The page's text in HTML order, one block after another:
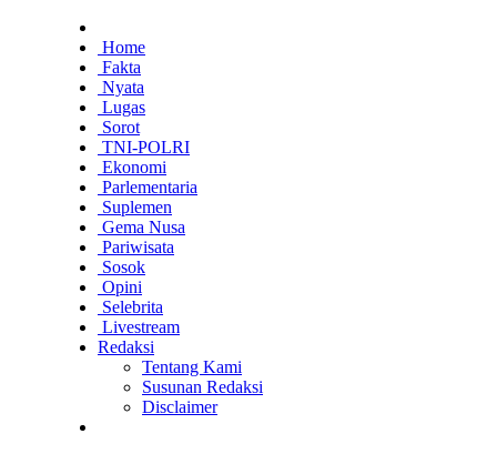
Home
Fakta
Nyata
Lugas
Sorot
TNI-POLRI
Ekonomi
Parlementaria
Suplemen
Gema Nusa
Pariwisata
Sosok
Opini
Selebrita
Livestream
Redaksi
Tentang Kami
Susunan Redaksi
Disclaimer